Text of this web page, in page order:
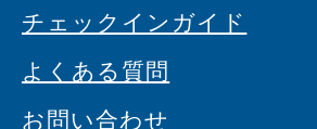
チェックインガイド
よくある質問
お問い合わせ